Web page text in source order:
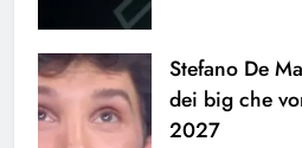
Stefano De
dei big che
2027